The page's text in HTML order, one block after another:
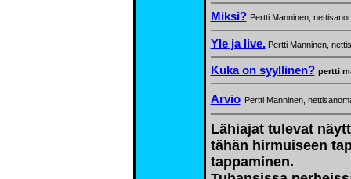
Miksi? Pertti Manninen,
Yle ja live. Pertti Manninen,
Kuka on syyllinen? pertti
Arvio Pertti Manninen,
Lähiajat tulevat
tähän hirmuiseen
tappaminen.